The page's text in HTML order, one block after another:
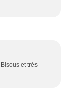
et très